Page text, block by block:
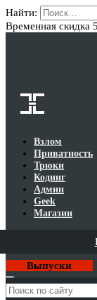
Найти:
Временная скидка
Взлом
Приватность
Трюки
Кодинг
Админ
Geek
Магазин
Выпуски
Годовая
подписка